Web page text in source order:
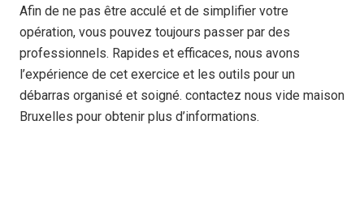
Afin de ne pas être acculé et de simplifier votre
opération, vous pouvez toujours passer par des
professionnels. Rapides et efficaces, nous avons
l’expérience de cet exercice et les outils pour un
débarras organisé et soigné. contactez nous vide maison
Bruxelles pour obtenir plus d’informations.